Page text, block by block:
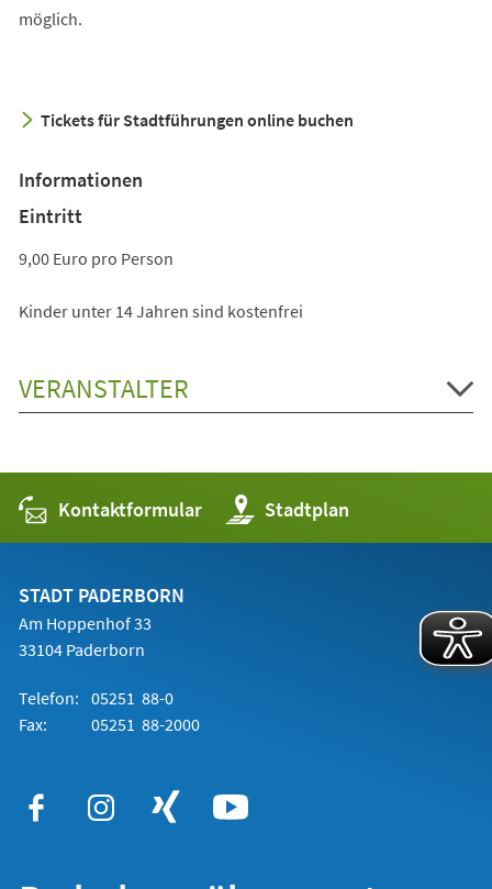
einem
möglich.
Tickets für Stadtführungen online buchen
Informationen
Eintritt
9,00 Euro pro Person
Kinder unter 14 Jahren sind kostenfrei
VERANSTALTER
Kontaktformular Stadtplan
(Öffnet
in
einem
STADT PADERBORN
Am Hoppenhof 33
33104 Paderborn
Telefon: 05251 88-0
Fax:
05251 88-2000